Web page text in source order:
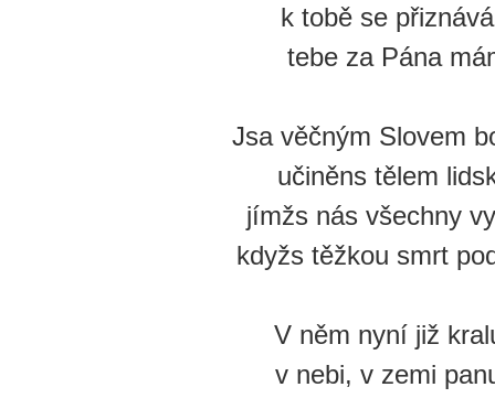
k tobě se
tebe za Pána
Jsa věčným Slovem
učiněns tělem
jímžs nás všechny
kdyžs těžkou smrt
V něm nyní již
v nebi, v zemi